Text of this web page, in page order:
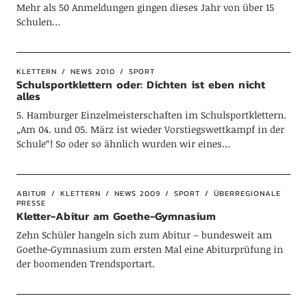
Mehr als 50 Anmeldungen gingen dieses Jahr von über 15
Schulen…
KLETTERN NEWS 2010 SPORT
Schulsportklettern oder: Dichten ist eben nicht
alles
5. Hamburger Einzelmeisterschaften im Schulsportklettern.
„Am 04. und 05. März ist wieder Vorstiegswettkampf in der
Schule“! So oder so ähnlich wurden wir eines…
ABITUR KLETTERN NEWS 2009 SPORT
ÜBERREGIONALE
PRESSE
Kletter-Abitur am Goethe-Gymnasium
Zehn Schüler hangeln sich zum Abitur – bundesweit am
Goethe-Gymnasium zum ersten Mal eine Abiturprüfung in
der boomenden Trendsportart.